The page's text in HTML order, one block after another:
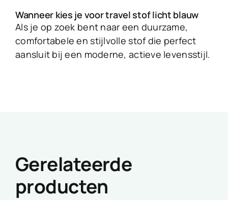
Wanneer kies je voor travel stof licht blauw
Als je op zoek bent naar een duurzame,
comfortabele en stijlvolle stof die perfect
aansluit bij een moderne, actieve levensstijl.
Gerelateerde
producten